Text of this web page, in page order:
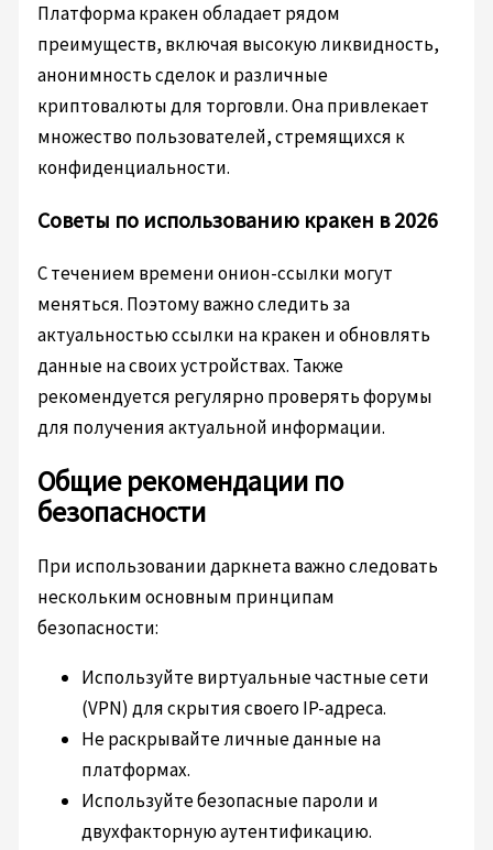
Платформа кракен обладает рядом
преимуществ, включая высокую ликвидность,
анонимность сделок и различные
криптовалюты для торговли. Она привлекает
множество пользователей, стремящихся к
конфиденциальности.
Советы по использованию кракен в 2026
С течением времени онион-ссылки могут
меняться. Поэтому важно следить за
актуальностью ссылки на кракен и обновлять
данные на своих устройствах. Также
рекомендуется регулярно проверять форумы
для получения актуальной информации.
Общие рекомендации по
безопасности
При использовании даркнета важно следовать
нескольким основным принципам
безопасности:
Используйте виртуальные частные сети
(VPN) для скрытия своего IP-адреса.
Не раскрывайте личные данные на
платформах.
Используйте безопасные пароли и
двухфакторную аутентификацию.